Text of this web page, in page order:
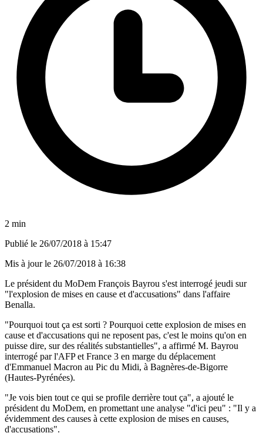
2 min
Publié le 26/07/2018 à 15:47
Mis à jour le 26/07/2018 à 16:38
Le président du MoDem François Bayrou s'est interrogé jeudi sur
"l'explosion de mises en cause et d'accusations" dans l'affaire
Benalla.
"Pourquoi tout ça est sorti ? Pourquoi cette explosion de mises en
cause et d'accusations qui ne reposent pas, c'est le moins qu'on en
puisse dire, sur des réalités substantielles", a affirmé M. Bayrou
interrogé par l'AFP et France 3 en marge du déplacement
d'Emmanuel Macron au Pic du Midi, à Bagnères-de-Bigorre
(Hautes-Pyrénées).
"Je vois bien tout ce qui se profile derrière tout ça", a ajouté le
président du MoDem, en promettant une analyse "d'ici peu" : "Il y a
évidemment des causes à cette explosion de mises en causes,
d'accusations".